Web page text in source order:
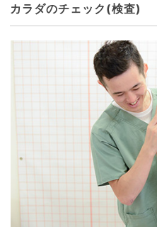
カラダのチェック(検査)